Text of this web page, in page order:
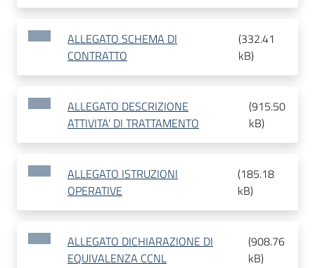
ALLEGATO SCHEMA DI
CONTRATTO
(332.41
kB)
ALLEGATO DESCRIZIONE
ATTIVITA' DI TRATTAMENTO
(915.50
kB)
ALLEGATO ISTRUZIONI
OPERATIVE
(185.18
kB)
ALLEGATO DICHIARAZIONE DI
EQUIVALENZA CCNL
(908.76
kB)